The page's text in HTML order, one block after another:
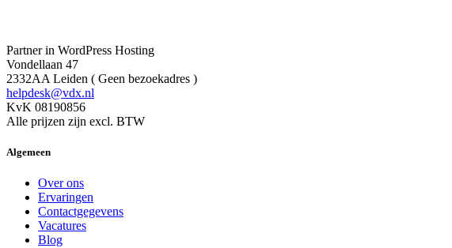
Partner in WordPress Hosting
Vondellaan 47
2332AA Leiden ( Geen bezoekadres )
helpdesk@vdx.nl
KvK 08190856
Alle prijzen zijn excl. BTW
Algemeen
Over ons
Ervaringen
Contactgegevens
Vacatures
Blog